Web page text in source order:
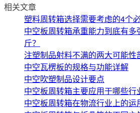
相关文章
塑料周转箱选择需要考虑的4个
中空板周转箱承重能力到底有
斤？
注塑制品射料不满的两大可能性
中空瓦楞板的规格与功能详解
中空吹塑制品设计要点
中空板周转箱主要应用于哪些行
中空板周转箱在物流行业上的运